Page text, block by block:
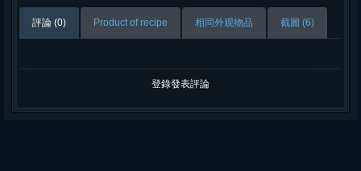
評論 (0) Product of recipe 相同外观物品 截圖 (6)
登錄發表評論